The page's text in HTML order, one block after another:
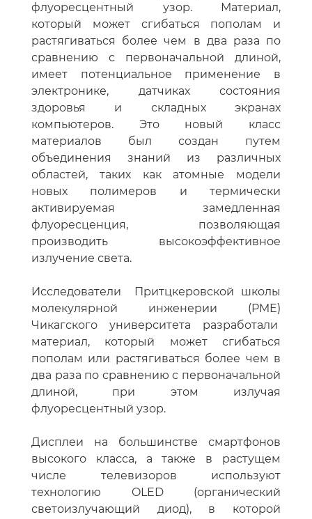
флуоресцентный узор. Материал,
который может сгибаться пополам и
растягиваться более чем в два раза по
сравнению с первоначальной длиной,
имеет потенциальное применение в
электронике, датчиках состояния
здоровья и складных экранах
компьютеров. Это новый класс
материалов был создан путем
объединения знаний из различных
областей, таких как атомные модели
новых полимеров и термически
активируемая замедленная
флуоресценция, позволяющая
производить высокоэффективное
излучение света.
Исследователи Притцкеровской школы
молекулярной инженерии (PME)
Чикагского университета разработали
материал, который может сгибаться
пополам или растягиваться более чем в
два раза по сравнению с первоначальной
длиной, при этом излучая
флуоресцентный узор.
Дисплеи на большинстве смартфонов
высокого класса, а также в растущем
числе телевизоров используют
технологию OLED (органический
светоизлучающий диод), в которой